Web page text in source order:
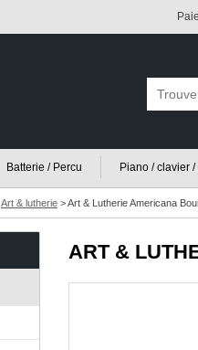
Batterie / Percu Piano / clavier
Art & lutherie >Art & Lutherie Americana
ART &